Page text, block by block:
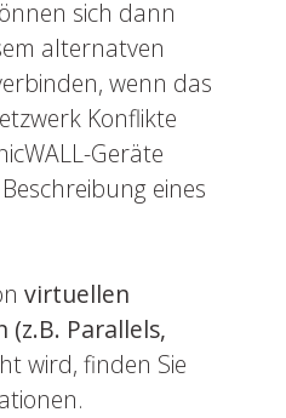
sich dann
alternatven
wenn das
Konflikte
Geräte
eines
virtuellen
Parallels,
wird, finden Sie